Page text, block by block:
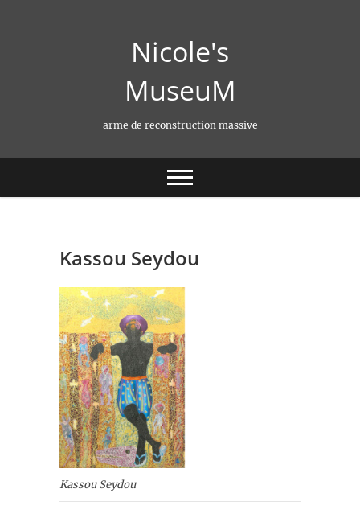
Nicole's
MuseuM
arme de reconstruction massive
Kassou Seydou
Kassou Seydou